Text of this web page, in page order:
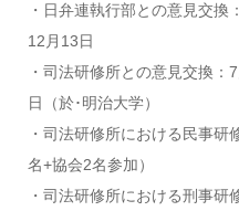
・日弁連執行部との意見交換
12月13日
・司法研修所との意見交換：
日（於･明治大学）
・司法研修所における民事
名+協会2名参加）
・司法研修所における刑事